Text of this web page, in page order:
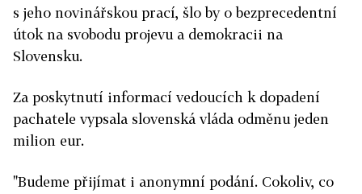
s jeho novinářskou prací, šlo by o bezprecedentní
útok na svobodu projevu a demokracii na
Slovensku.
Za poskytnutí informací vedoucích k dopadení
pachatele vypsala slovenská vláda odměnu jeden
milion eur.
"Budeme přijímat i anonymní podání. Cokoliv, co